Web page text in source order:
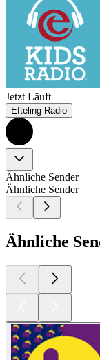
Jetzt Läuft
Efteling Radio
Ähnliche Sender
Ähnliche Sender
Ähnliche